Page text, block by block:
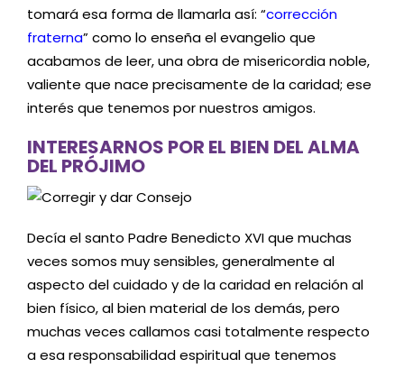
tomará esa forma de llamarla así: “corrección
fraterna” como lo enseña el evangelio que
acabamos de leer, una obra de misericordia noble,
valiente que nace precisamente de la caridad; ese
interés que tenemos por nuestros amigos.
INTERESARNOS POR EL BIEN DEL ALMA
DEL PRÓJIMO
Decía el santo Padre Benedicto XVI que muchas
veces somos muy sensibles, generalmente al
aspecto del cuidado y de la caridad en relación al
bien físico, al bien material de los demás, pero
muchas veces callamos casi totalmente respecto
a esa responsabilidad espiritual que tenemos